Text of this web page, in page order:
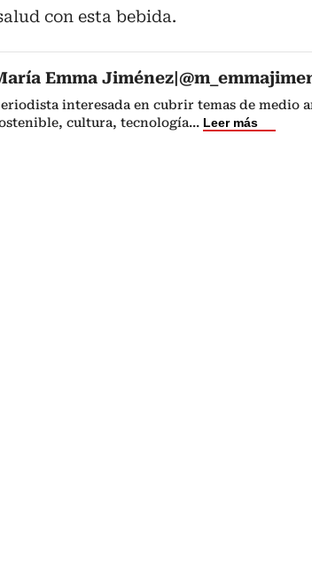
con esta bebida.
Emma
interesada en cubrir temas de medio
cultura, tecnología... Leer más